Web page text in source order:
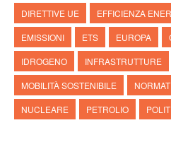
DIRETTIVE UE
EFFICIENZA
EMISSIONI
ETS EUROPA
IDROGENO
INFRASTRUTTURE
MOBILITÀ SOSTENIBILE
NUCLEARE
PETROLIO